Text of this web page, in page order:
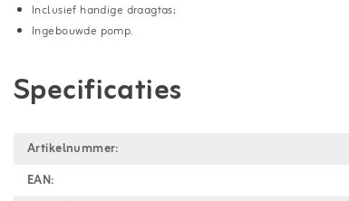
Inclusief handige draagtas;
Ingebouwde pomp.
Specificaties
Artikelnummer:
EAN: